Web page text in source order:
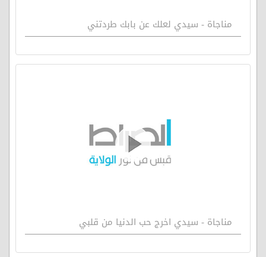
مناجاة - سيدي لعلك عن بابك طردتني
مناجاة - سيدي اخرج حب الدنيا من قلبي